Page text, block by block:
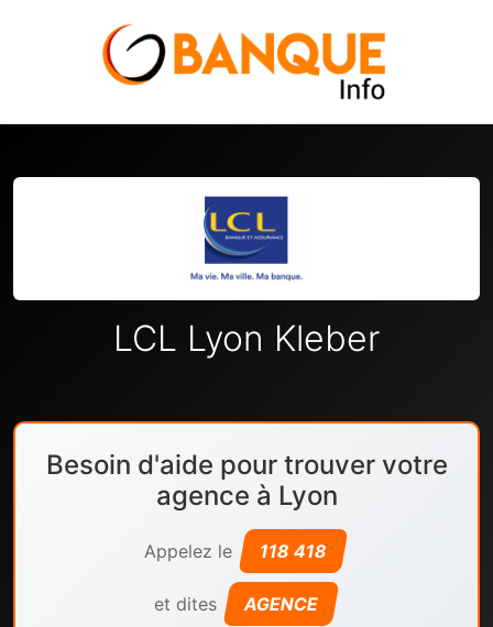
LCL Lyon Kleber
Besoin d'aide pour trouver votre
agence à Lyon
Appelez le 118 418
et dites AGENCE